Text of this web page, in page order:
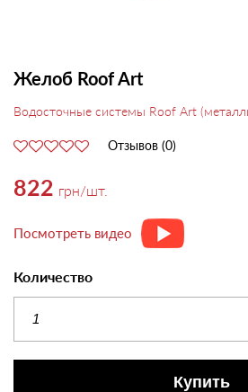
Желоб Roof Art
Водосточные системы Roof Art
Отзывов (0)
822 грн/шт.
Посмотреть видео
Количество
Купить